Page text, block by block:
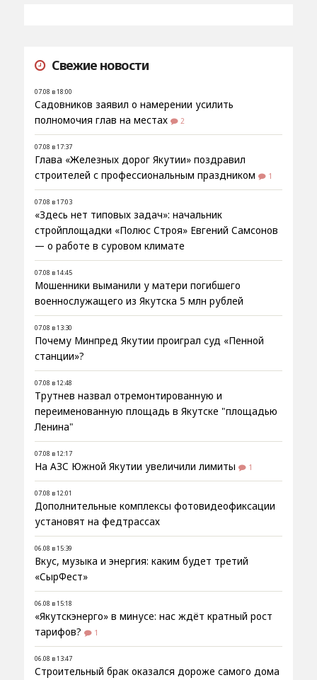
Свежие новости
07.08 в 18:00
Садовников заявил о намерении усилить
полномочия глав на местах
2
07.08 в 17:37
Глава «Железных дорог Якутии» поздравил
строителей с профессиональным праздником
1
07.08 в 17:03
«Здесь нет типовых задач»: начальник
стройплощадки «Полюс Строя» Евгений Самсонов
— о работе в суровом климате
07.08 в 14:45
Мошенники выманили у матери погибшего
военнослужащего из Якутска 5 млн рублей
07.08 в 13:30
Почему Минпред Якутии проиграл суд «Пенной
станции»?
07.08 в 12:48
Трутнев назвал отремонтированную и
переименованную площадь в Якутске "площадью
Ленина"
07.08 в 12:17
На АЗС Южной Якутии увеличили лимиты 1
07.08 в 12:01
Дополнительные комплексы фотовидеофиксации
установят на федтрассах
06.08 в 15:39
Вкус, музыка и энергия: каким будет третий
«СырФест»
06.08 в 15:18
«Якутскэнерго» в минусе: нас ждёт кратный рост
тарифов?
1
06.08 в 13:47
Строительный брак оказался дороже самого дома